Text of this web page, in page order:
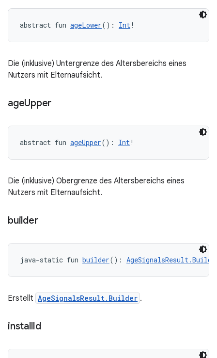
abstract fun ageLower(): Int!
Die (inklusive) Untergrenze des Altersbereichs eines
Nutzers mit Elternaufsicht.
ageUpper
abstract fun ageUpper(): Int!
Die (inklusive) Obergrenze des Altersbereichs eines
Nutzers mit Elternaufsicht.
builder
java-static fun builder():
Erstellt AgeSignalsResult.Builder .
installId